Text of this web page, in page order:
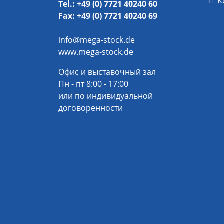
Tel.: +49 (0) 7721 40240 60
Fax: +49 (0) 7721 40240 69
info@mega-stock.de
www.mega-stock.de
Офис и выставочный зал
Пн - пт 8:00 - 17:00
или по индивидуальной
договоренности